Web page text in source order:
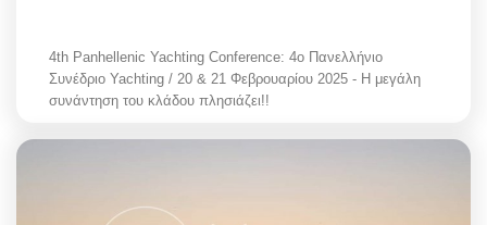
4th Panhellenic Yachting Conference: 4ο Πανελλήνιο
Συνέδριο Yachting / 20 & 21 Φεβρουαρίου 2025 - Η μεγάλη
συνάντηση του κλάδου πλησιάζει!!